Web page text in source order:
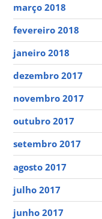
março 2018
fevereiro 2018
janeiro 2018
dezembro 2017
novembro 2017
outubro 2017
setembro 2017
agosto 2017
julho 2017
junho 2017